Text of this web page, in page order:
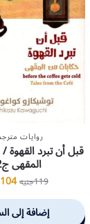
روايات
قبل أن تبرد
المقهى ج2
119جنيه104
إضافة إلى